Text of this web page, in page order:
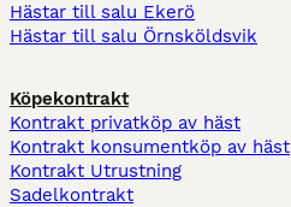
Hästar till salu Ekerö
Hästar till salu Örnsköldsvik
Köpekontrakt
Kontrakt privatköp av häst
Kontrakt konsumentköp av häst
Kontrakt Utrustning
Sadelkontrakt